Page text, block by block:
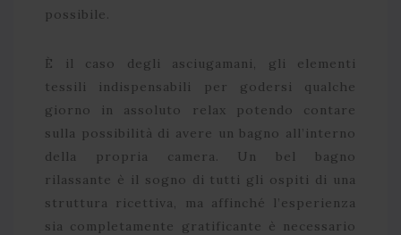
possibile.
È il caso degli asciugamani, gli elementi
tessili indispensabili per godersi qualche
giorno in assoluto relax potendo contare
sulla possibilità di avere un bagno all’interno
della propria camera. Un bel bagno
rilassante è il sogno di tutti gli ospiti di una
struttura ricettiva, ma affinché l’esperienza
sia completamente gratificante è necessario